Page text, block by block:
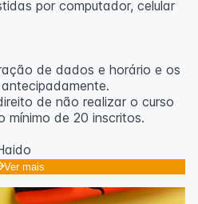
por computador, celular
de dados e horário e os
de não realizar o curso
mínimo de 20 inscritos.
Ver mais